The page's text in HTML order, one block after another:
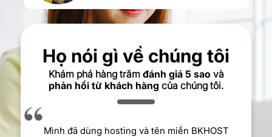
tôi
sao
tôi.
Họ nói gì về
Khám phá hàng trăm
phản hồi từ khách hàng
Sự tận tâm và chuyên nghiệp